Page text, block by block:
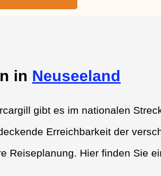
in Neuseeland
gibt es im nationalen
Erreichbarkeit der
Reiseplanung. Hier finden Sie